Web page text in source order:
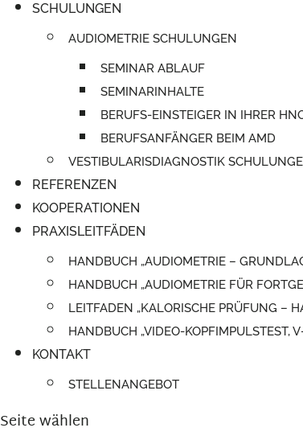
SCHULUNGEN
AUDIOMETRIE SCHULUNGEN
SEMINAR ABLAUF
SEMINARINHALTE
BERUFS-EINSTEIGER IN IHRER
BERUFSANFÄNGER BEIM AMD
VESTIBULARISDIAGNOSTIK
REFERENZEN
KOOPERATIONEN
PRAXISLEITFÄDEN
HANDBUCH „AUDIOMETRIE –
HANDBUCH „AUDIOMETRIE FÜR
LEITFADEN „KALORISCHE PRÜFUNG –
HANDBUCH „VIDEO-KOPFIMPULSTEST,
KONTAKT
STELLENANGEBOT
Seite wählen